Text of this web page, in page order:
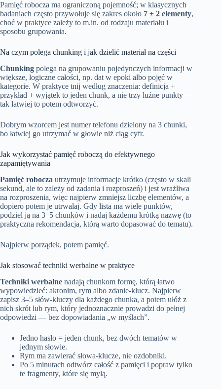
Pamięć robocza ma ograniczoną pojemność; w klasycznych
badaniach często przywołuje się zakres około 7 ± 2 elementy,
choć w praktyce zależy to m.in. od rodzaju materiału i
sposobu grupowania.
Na czym polega chunking i jak dzielić materiał na części
Chunking polega na grupowaniu pojedynczych informacji w
większe, logiczne całości, np. dat w epoki albo pojęć w
kategorie. W praktyce tnij według znaczenia: definicja +
przykład + wyjątek to jeden chunk, a nie trzy luźne punkty —
tak łatwiej to potem odtworzyć.
Dobrym wzorcem jest numer telefonu dzielony na 3 chunki,
bo łatwiej go utrzymać w głowie niż ciąg cyfr.
Jak wykorzystać pamięć roboczą do efektywnego
zapamiętywania
Pamięć robocza utrzymuje informacje krótko (często w skali
sekund, ale to zależy od zadania i rozproszeń) i jest wrażliwa
na rozproszenia, więc najpierw zmniejsz liczbę elementów, a
dopiero potem je utrwalaj. Gdy lista ma wiele punktów,
podziel ją na 3–5 chunków i nadaj każdemu krótką nazwę (to
praktyczna rekomendacja, którą warto dopasować do tematu).
Najpierw porządek, potem pamięć.
Jak stosować techniki werbalne w praktyce
Techniki werbalne nadają chunkom formę, którą łatwo
wypowiedzieć: akronim, rym albo zdanie-klucz. Najpierw
zapisz 3–5 słów-kluczy dla każdego chunka, a potem ułóż z
nich skrót lub rym, który jednoznacznie prowadzi do pełnej
odpowiedzi — bez dopowiadania „w myślach”.
Jedno hasło = jeden chunk, bez dwóch tematów w
jednym słowie.
Rym ma zawierać słowa-klucze, nie ozdobniki.
Po 5 minutach odtwórz całość z pamięci i popraw tylko
te fragmenty, które się mylą.